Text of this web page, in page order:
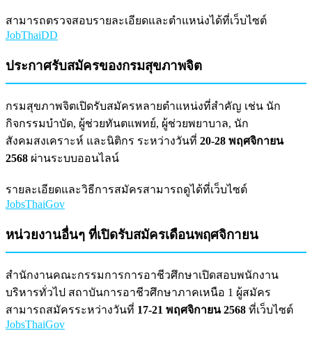
สามารถตรวจสอบรายละเอียดและตำแหน่งได้ที่เว็บไซต์
JobThaiDD
ประกาศรับสมัครของกรมสุขภาพจิต
กรมสุขภาพจิตเปิดรับสมัครหลายตำแหน่งที่สำคัญ เช่น นัก
กิจกรรมบำบัด, ผู้ช่วยทันตแพทย์, ผู้ช่วยพยาบาล, นัก
สังคมสงเคราะห์ และนิติกร ระหว่างวันที่ 20-28 พฤศจิกายน
2568 ผ่านระบบออนไลน์
รายละเอียดและวิธีการสมัครสามารถดูได้ที่เว็บไซต์
JobsThaiGov
หน่วยงานอื่นๆ ที่เปิดรับสมัครเดือนพฤศจิกายน
สำนักงานคณะกรรมการการอาชีวศึกษาเปิดสอบพนักงาน
บริหารทั่วไป สถาบันการอาชีวศึกษาภาคเหนือ 1 ผู้สมัคร
สามารถสมัครระหว่างวันที่ 17-21 พฤศจิกายน 2568 ที่เว็บไซต์
JobsThaiGov